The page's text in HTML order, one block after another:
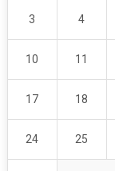
3 4
10 11
17 18
24 25